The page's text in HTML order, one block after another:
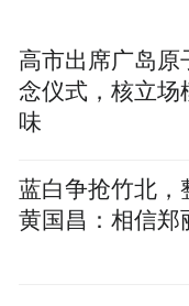
高市出席广岛原
念仪式，核立场
味
蓝白争抢竹北，
黄国昌：相信郑